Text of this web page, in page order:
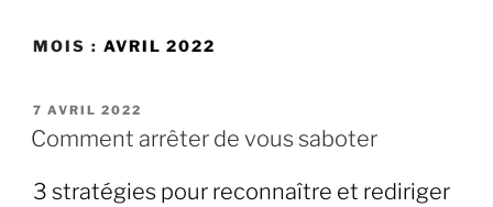
MOIS : AVRIL 2022
PUBLIÉ
LE
7 AVRIL 2022
Comment arrêter de vous saboter
3 stratégies pour reconnaître et rediriger